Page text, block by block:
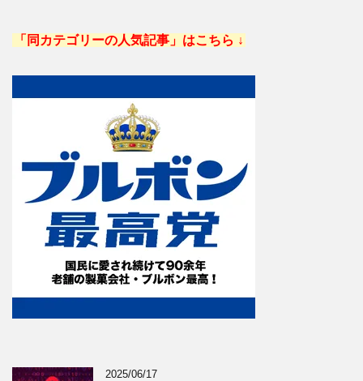
「同カテゴリーの人気記事」はこちら ↓
2025/06/17